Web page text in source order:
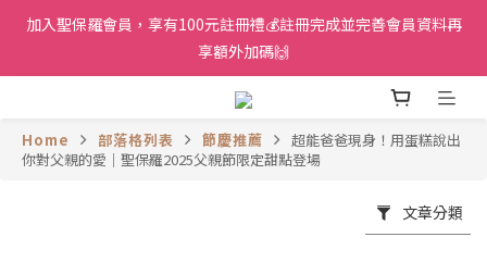
加入聖保羅會員，享有100元註冊禮💰註冊完成並完善會員資料再
享額外加碼🙌
Home 部落格列表 節慶推薦
超能爸爸現身！用蛋糕說出
你對父親的愛｜聖保羅2025父親節限定甜點登場
文章分類